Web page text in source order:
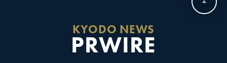
KYODO NEWS
PRWIRE